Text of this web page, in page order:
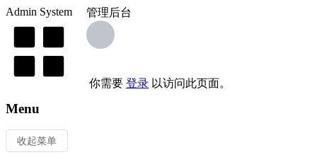
Admin System
Menu
收起菜单
管理后台
你需要 登录 以访问此页面。